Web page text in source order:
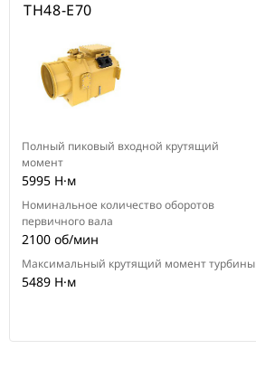
TH48-E70
Полный пиковый входной крутящий
момент
5995 Н·м
Номинальное количество оборотов
первичного вала
2100 об/мин
Максимальный крутящий момент турбины
5489 Н·м